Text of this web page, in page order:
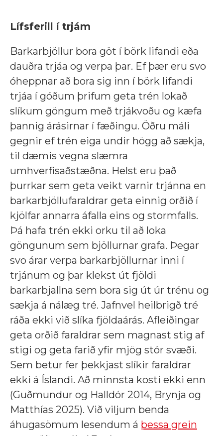
Lífsferill í trjám
Barkarbjöllur bora göt í börk lifandi eða
dauðra trjáa og verpa þar. Ef þær eru svo
óheppnar að bora sig inn í börk lifandi
trjáa í góðum þrifum geta trén lokað
slíkum göngum með trjákvoðu og kæfa
þannig árásirnar í fæðingu. Öðru máli
gegnir ef trén eiga undir högg að sækja,
til dæmis vegna slæmra
umhverfisaðstæðna. Helst eru það
þurrkar sem geta veikt varnir trjánna en
barkarbjöllufaraldrar geta einnig orðið í
kjölfar annarra áfalla eins og stormfalls.
Þá hafa trén ekki orku til að loka
göngunum sem bjöllurnar grafa. Þegar
svo árar verpa barkarbjöllurnar inni í
trjánum og þar klekst út fjöldi
barkarbjallna sem bora sig út úr trénu og
sækja á nálæg tré. Jafnvel heilbrigð tré
ráða ekki við slíka fjöldaárás. Afleiðingar
geta orðið faraldrar sem magnast stig af
stigi og geta farið yfir mjög stór svæði.
Sem betur fer þekkjast slíkir faraldrar
ekki á Íslandi. Að minnsta kosti ekki enn
(Guðmundur og Halldór 2014, Brynja og
Matthías 2025). Við viljum benda
áhugasömum lesendum á þessa grein